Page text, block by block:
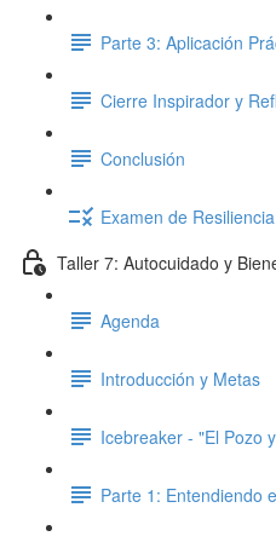
Parte 3: Aplicación
Cierre Inspirador y
Conclusión
Examen de
Taller 7: Autocuidado y
Agenda
Introducción y Metas
Icebreaker - "El Pozo
Parte 1: Entendiendo